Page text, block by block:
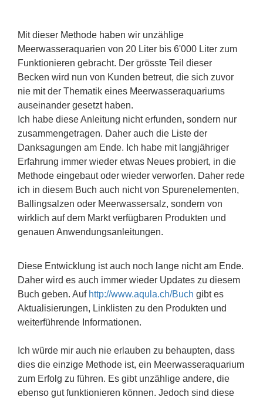
Mit dieser Methode haben wir unzählige
Meerwasseraquarien von 20 Liter bis 6'000 Liter zum
Funktionieren gebracht. Der grösste Teil dieser
Becken wird nun von Kunden betreut, die sich zuvor
nie mit der Thematik eines Meerwasseraquariums
auseinander gesetzt haben.
Ich habe diese Anleitung nicht erfunden, sondern nur
zusammengetragen. Daher auch die Liste der
Danksagungen am Ende. Ich habe mit langjähriger
Erfahrung immer wieder etwas Neues probiert, in die
Methode eingebaut oder wieder verworfen. Daher rede
ich in diesem Buch auch nicht von Spurenelementen,
Ballingsalzen oder Meerwassersalz, sondern von
wirklich auf dem Markt verfügbaren Produkten und
genauen Anwendungsanleitungen.
Diese Entwicklung ist auch noch lange nicht am Ende.
Daher wird es auch immer wieder Updates zu diesem
Buch geben. Auf http://www.aqula.ch/Buch gibt es
Aktualisierungen, Linklisten zu den Produkten und
weiterführende Informationen.
Ich würde mir auch nie erlauben zu behaupten, dass
dies die einzige Methode ist, ein Meerwasseraquarium
zum Erfolg zu führen. Es gibt unzählige andere, die
ebenso gut funktionieren können. Jedoch sind diese